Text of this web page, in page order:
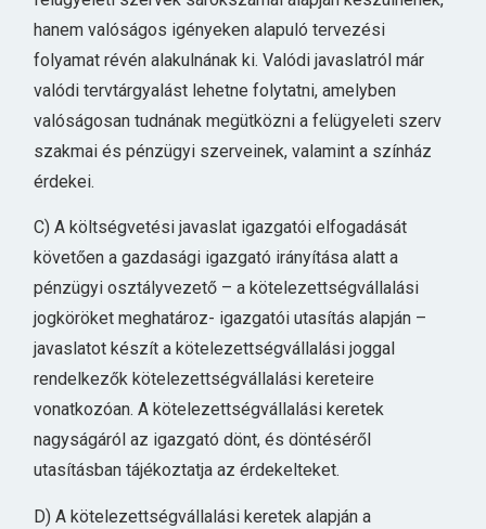
hanem valóságos igényeken alapuló tervezési
folyamat révén alakulnának ki. Valódi javaslatról már
valódi tervtárgyalást lehetne folytatni, amelyben
valóságosan tudnának megütközni a felügyeleti szerv
szakmai és pénzügyi szerveinek, valamint a színház
érdekei.
C) A költségvetési javaslat igazgatói elfogadását
követően a gazdasági igazgató irányítása alatt a
pénzügyi osztályvezető – a kötelezettségvállalási
jogköröket meghatároz- igazgatói utasítás alapján –
javaslatot készít a kötelezettségvállalási joggal
rendelkezők kötelezettségvállalási kereteire
vonatkozóan. A kötelezettségvállalási keretek
nagyságáról az igazgató dönt, és döntéséről
utasításban tájékoztatja az érdekelteket.
D) A kötelezettségvállalási keretek alapján a